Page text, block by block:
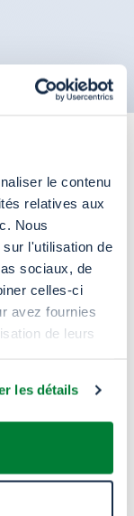
le contenu
relatives aux
Nous
l'utilisation de
sociaux, de
celles-ci
avez fournies
de leurs
les détails
de
ans en tant
étendons
à
nous
matières